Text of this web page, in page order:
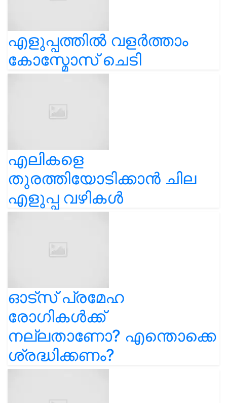
എളുപ്പത്തിൽ വളർത്താം
കോസ്മോസ് ചെടി
എലികളെ
തുരത്തിയോടിക്കാൻ ചില
എളുപ്പ വഴികൾ
ഓട്സ് പ്രമേഹ
രോഗികൾക്ക്
നല്ലതാണോ? എന്തൊക്കെ
ശ്രദ്ധിക്കണം?